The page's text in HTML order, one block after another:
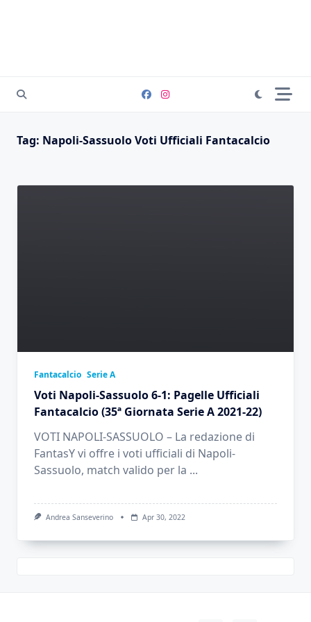
Tag: Napoli-Sassuolo Voti Ufficiali Fantacalcio
Fantacalcio Serie A
Voti Napoli-Sassuolo 6-1: Pagelle Ufficiali
Fantacalcio (35ª Giornata Serie A 2021-22)
VOTI NAPOLI-SASSUOLO – La redazione di
FantasY vi offre i voti ufficiali di Napoli-
Sassuolo, match valido per la ...
Andrea Sanseverino Apr 30, 2022